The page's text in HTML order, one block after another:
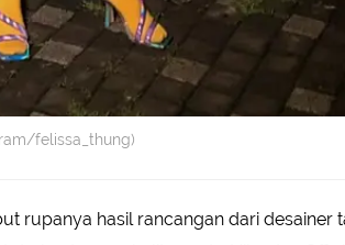
felissa_thung)
rupanya hasil rancangan dari desainer